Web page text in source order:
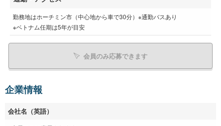
勤務地はホーチミン市（中心地から車で30分）※通勤バスあり
※ベトナム任期は5年が目安
会員のみ応募できます
企業情報
会社名（英語）